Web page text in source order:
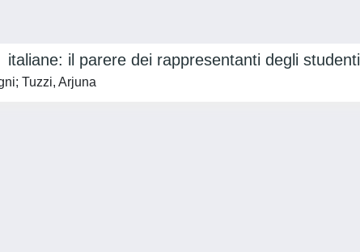
il parere dei rappresentanti degli studenti
Tuzzi, Arjuna